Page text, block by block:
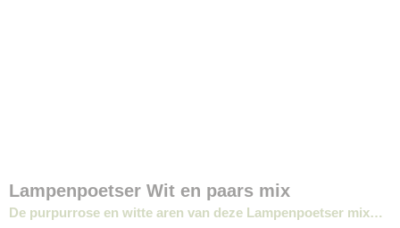
Lampenpoetser Wit en paars mix
De purpurrose en witte aren van deze Lampenpoetser mix…